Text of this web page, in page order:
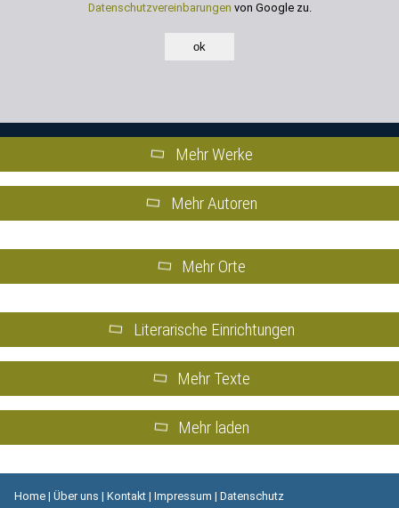
Datenschutzvereinbarungen von Google zu.
ok
Mehr Werke
Mehr Autoren
Mehr Orte
Literarische Einrichtungen
Mehr Texte
Mehr laden
Home | Über uns | Kontakt | Impressum | Datenschutz